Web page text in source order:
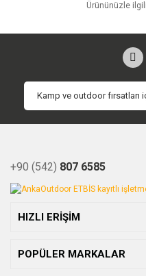
Ürününüzle
+90 (542) 807 6585
HIZLI ERİŞİM
POPÜLER MARKALAR